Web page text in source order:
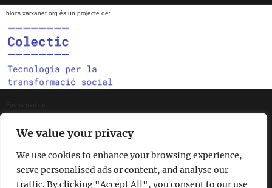
We value your privacy
We use cookies to enhance your browsing experience,
serve personalised ads or content, and analyse our
traffic. By clicking "Accept All", you consent to our use
blocs.xarxanet.org és un projecte de:
En col·laboració amb: